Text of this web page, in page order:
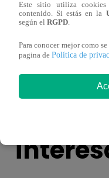
¡Imitadora de Laura
ganadora de Yo Soy:
Este sitio utiliza
contenido. Si estás en la
según el RGPD.
Para conocer mejor como
pagina de Política de